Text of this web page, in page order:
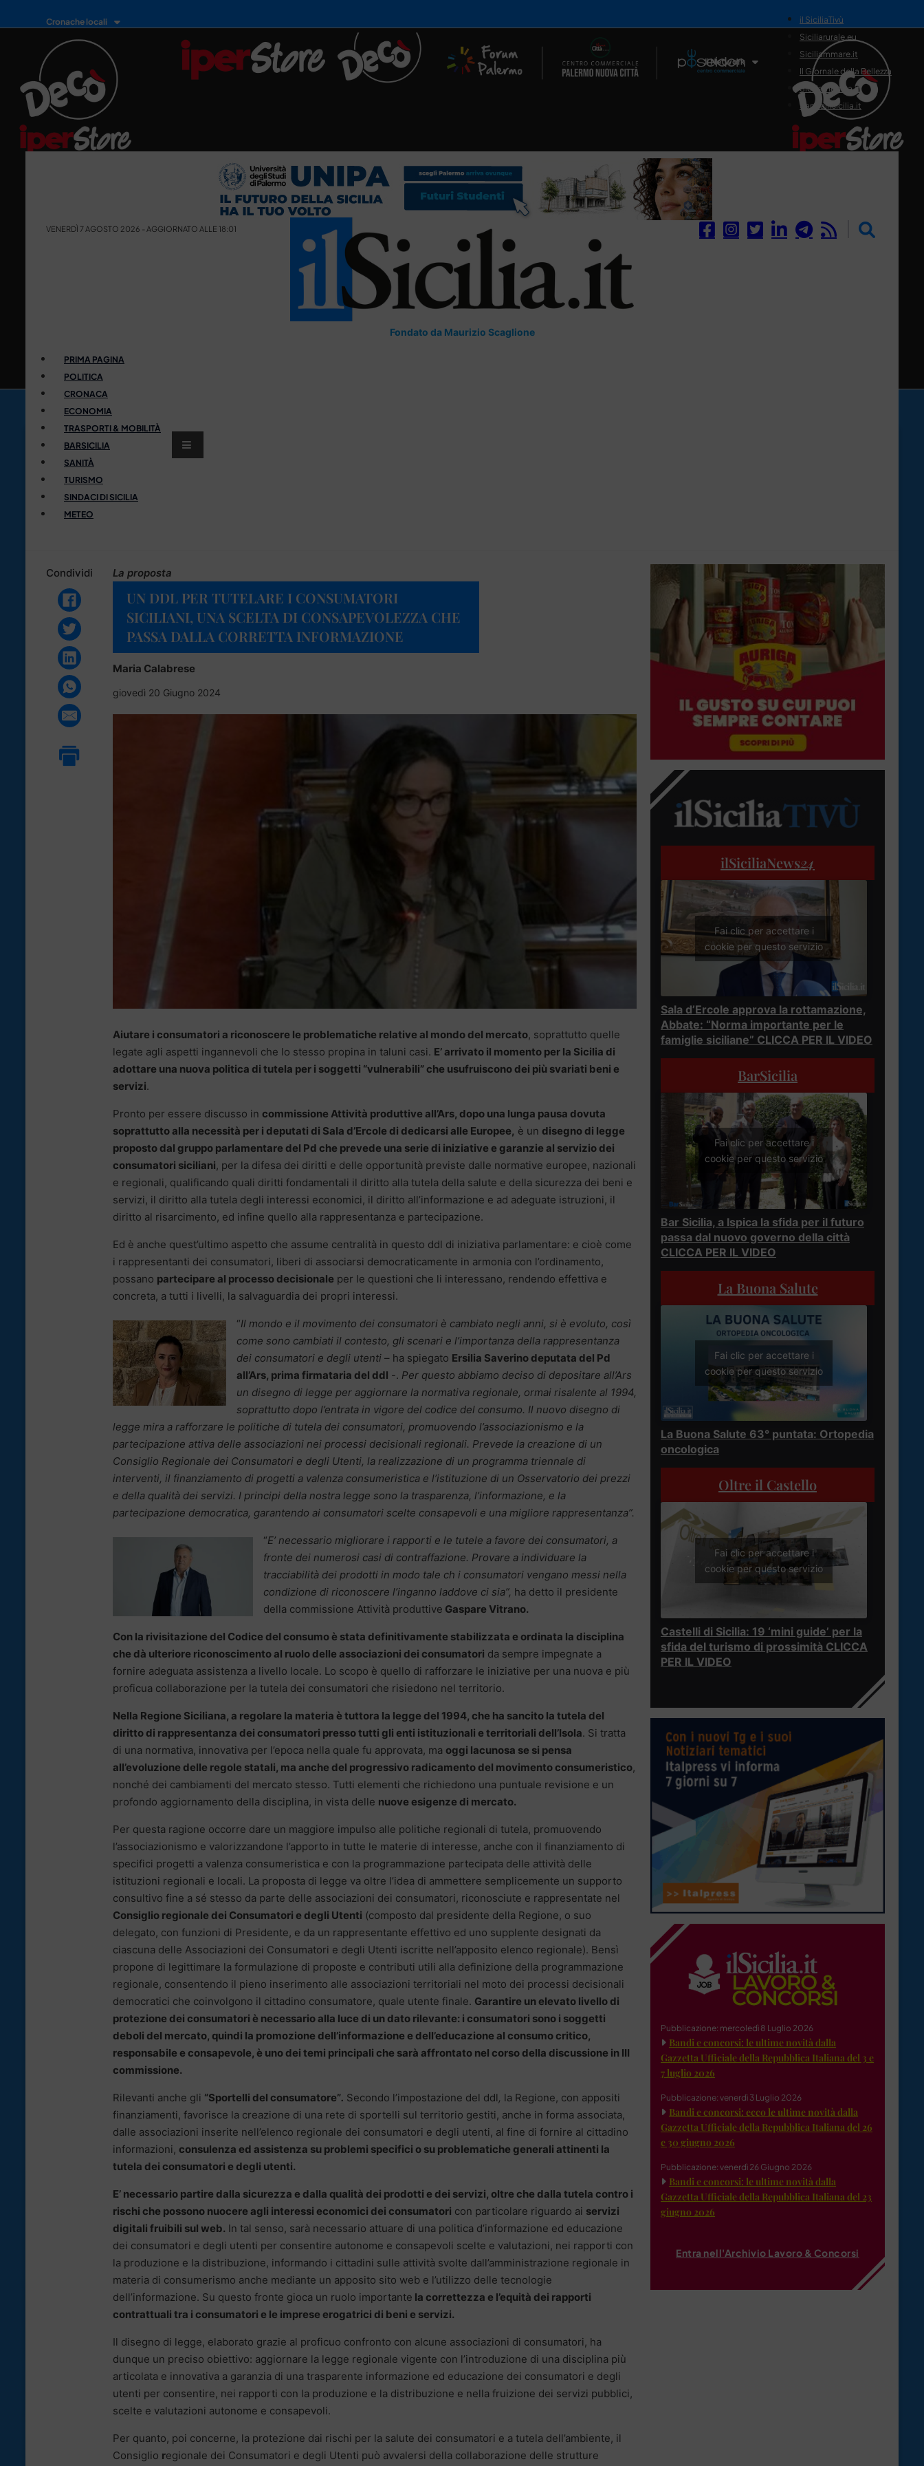
Cronache locali
Il Network
il SiciliaTivù
Siciliarurale.eu
Siciliammare.it
Il Giornale della Bellezza
Siciliamedica.it
Sanitainsicilia.it
VENERDÌ 7 AGOSTO 2026 - AGGIORNATO ALLE 18:01
Fondato da Maurizio Scaglione
PRIMA PAGINA
POLITICA
CRONACA
ECONOMIA
TRASPORTI & MOBILITÀ
BARSICILIA
SANITÀ
TURISMO
SINDACI DI SICILIA
METEO
Condividi La proposta
UN DDL PER TUTELARE I CONSUMATORI
SICILIANI, UNA SCELTA DI CONSAPEVOLEZZA CHE
PASSA DALLA CORRETTA INFORMAZIONE
Maria Calabrese
giovedì 20 Giugno 2024
Aiutare i consumatori a riconoscere le problematiche relative al mondo del mercato, soprattutto quelle
legate agli aspetti ingannevoli che lo stesso propina in taluni casi. E’ arrivato il momento per la Sicilia di
adottare una nuova politica di tutela per i soggetti “vulnerabili” che usufruiscono dei più svariati beni e
servizi.
Pronto per essere discusso in commissione Attività produttive all’Ars, dopo una lunga pausa dovuta
soprattutto alla necessità per i deputati di Sala d’Ercole di dedicarsi alle Europee, è un disegno di legge
proposto dal gruppo parlamentare del Pd che prevede una serie di iniziative e garanzie al servizio dei
consumatori siciliani, per la difesa dei diritti e delle opportunità previste dalle normative europee, nazionali
e regionali, qualificando quali diritti fondamentali il diritto alla tutela della salute e della sicurezza dei beni e
servizi, il diritto alla tutela degli interessi economici, il diritto all’informazione e ad adeguate istruzioni, il
diritto al risarcimento, ed infine quello alla rappresentanza e partecipazione.
Ed è anche quest’ultimo aspetto che assume centralità in questo ddl di iniziativa parlamentare: e cioè come
i rappresentanti dei consumatori, liberi di associarsi democraticamente in armonia con l’ordinamento,
possano partecipare al processo decisionale per le questioni che li interessano, rendendo effettiva e
concreta, a tutti i livelli, la salvaguardia dei propri interessi.
“Il mondo e il movimento dei consumatori è cambiato negli anni, si è evoluto, così
come sono cambiati il contesto, gli scenari e l’importanza della rappresentanza
dei consumatori e degli utenti – ha spiegato Ersilia Saverino deputata del Pd
all’Ars, prima firmataria del ddl -. Per questo abbiamo deciso di depositare all’Ars
un disegno di legge per aggiornare la normativa regionale, ormai risalente al 1994,
soprattutto dopo l’entrata in vigore del codice del consumo. Il nuovo disegno di
legge mira a rafforzare le politiche di tutela dei consumatori, promuovendo l’associazionismo e la
partecipazione attiva delle associazioni nei processi decisionali regionali. Prevede la creazione di un
Consiglio Regionale dei Consumatori e degli Utenti, la realizzazione di un programma triennale di
interventi, il finanziamento di progetti a valenza consumeristica e l’istituzione di un Osservatorio dei prezzi
e della qualità dei servizi. I principi della nostra legge sono la trasparenza, l’informazione, e la
partecipazione democratica, garantendo ai consumatori scelte consapevoli e una migliore rappresentanza”.
“E’ necessario migliorare i rapporti e le tutele a favore dei consumatori, a
fronte dei numerosi casi di contraffazione. Provare a individuare la
tracciabilità dei prodotti in modo tale ch i consumatori vengano messi nella
condizione di riconoscere l’inganno laddove ci sia”, ha detto il presidente
della commissione Attività produttive Gaspare Vitrano.
Con la rivisitazione del Codice del consumo è stata definitivamente stabilizzata e ordinata la disciplina
che dà ulteriore riconoscimento al ruolo delle associazioni dei consumatori da sempre impegnate a
fornire adeguata assistenza a livello locale. Lo scopo è quello di rafforzare le iniziative per una nuova e più
proficua collaborazione per la tutela dei consumatori che risiedono nel territorio.
Nella Regione Siciliana, a regolare la materia è tuttora la legge del 1994, che ha sancito la tutela del
diritto di rappresentanza dei consumatori presso tutti gli enti istituzionali e territoriali dell’Isola. Si tratta
di una normativa, innovativa per l’epoca nella quale fu approvata, ma oggi lacunosa se si pensa
all’evoluzione delle regole statali, ma anche del progressivo radicamento del movimento consumeristico,
nonché dei cambiamenti del mercato stesso. Tutti elementi che richiedono una puntuale revisione e un
profondo aggiornamento della disciplina, in vista delle nuove esigenze di mercato.
Per questa ragione occorre dare un maggiore impulso alle politiche regionali di tutela, promuovendo
l’associazionismo e valorizzandone l’apporto in tutte le materie di interesse, anche con il finanziamento di
specifici progetti a valenza consumeristica e con la programmazione partecipata delle attività delle
istituzioni regionali e locali. La proposta di legge va oltre l’idea di ammettere semplicemente un supporto
consultivo fine a sé stesso da parte delle associazioni dei consumatori, riconosciute e rappresentate nel
Consiglio regionale dei Consumatori e degli Utenti (composto dal presidente della Regione, o suo
delegato, con funzioni di Presidente, e da un rappresentante effettivo ed uno supplente designati da
ciascuna delle Associazioni dei Consumatori e degli Utenti iscritte nell’apposito elenco regionale). Bensì
propone di legittimare la formulazione di proposte e contributi utili alla definizione della programmazione
regionale, consentendo il pieno inserimento alle associazioni territoriali nel moto dei processi decisionali
democratici che coinvolgono il cittadino consumatore, quale utente finale. Garantire un elevato livello di
protezione dei consumatori è necessario alla luce di un dato rilevante: i consumatori sono i soggetti
deboli del mercato, quindi la promozione dell’informazione e dell’educazione al consumo critico,
responsabile e consapevole, è uno dei temi principali che sarà affrontato nel corso della discussione in III
commissione.
Rilevanti anche gli “Sportelli del consumatore”. Secondo l’impostazione del ddl, la Regione, con appositi
finanziamenti, favorisce la creazione di una rete di sportelli sul territorio gestiti, anche in forma associata,
dalle associazioni inserite nell’elenco regionale dei consumatori e degli utenti, al fine di fornire al cittadino
informazioni, consulenza ed assistenza su problemi specifici o su problematiche generali attinenti la
tutela dei consumatori e degli utenti.
E’ necessario partire dalla sicurezza e dalla qualità dei prodotti e dei servizi, oltre che dalla tutela contro i
rischi che possono nuocere agli interessi economici dei consumatori con particolare riguardo ai servizi
digitali fruibili sul web. In tal senso, sarà necessario attuare di una politica d’informazione ed educazione
dei consumatori e degli utenti per consentire autonome e consapevoli scelte e valutazioni, nei rapporti con
la produzione e la distribuzione, informando i cittadini sulle attività svolte dall’amministrazione regionale in
materia di consumerismo anche mediante un apposito sito web e l’utilizzo delle tecnologie
dell’informazione. Su questo fronte gioca un ruolo importante la correttezza e l’equità dei rapporti
contrattuali tra i consumatori e le imprese erogatrici di beni e servizi.
Il disegno di legge, elaborato grazie al proficuo confronto con alcune associazioni di consumatori, ha
dunque un preciso obiettivo: aggiornare la legge regionale vigente con l’introduzione di una disciplina più
articolata e innovativa a garanzia di una trasparente informazione ed educazione dei consumatori e degli
utenti per consentire, nei rapporti con la produzione e la distribuzione e nella fruizione dei servizi pubblici,
scelte e valutazioni autonome e consapevoli.
Per quanto, poi concerne, la protezione dai rischi per la salute dei consumatori e a tutela dell’ambiente, il
Consiglio regionale dei Consumatori e degli Utenti può avvalersi della collaborazione delle strutture
ilSiciliaNews24
Fai clic per accettare i
cookie per questo servizio
Sala d’Ercole approva la rottamazione,
Abbate: “Norma importante per le
famiglie siciliane” CLICCA PER IL VIDEO
BarSicilia
Fai clic per accettare i
cookie per questo servizio
Bar Sicilia, a Ispica la sfida per il futuro
passa dal nuovo governo della città
CLICCA PER IL VIDEO
La Buona Salute
Fai clic per accettare i
cookie per questo servizio
La Buona Salute 63° puntata: Ortopedia
oncologica
Oltre il Castello
Fai clic per accettare i
cookie per questo servizio
Castelli di Sicilia: 19 ‘mini guide’ per la
sfida del turismo di prossimità CLICCA
PER IL VIDEO
Pubblicazione: mercoledì 8 Luglio 2026
Bandi e concorsi: le ultime novità dalla
Gazzetta Ufficiale della Repubblica Italiana del 3 e
7 luglio 2026
Pubblicazione: venerdì 3 Luglio 2026
Bandi e concorsi: ecco le ultime novità dalla
Gazzetta Ufficiale della Repubblica Italiana del 26
e 30 giugno 2026
Pubblicazione: venerdì 26 Giugno 2026
Bandi e concorsi: le ultime novità dalla
Gazzetta Ufficiale della Repubblica Italiana del 23
giugno 2026
Entra nell'Archivio Lavoro & Concorsi